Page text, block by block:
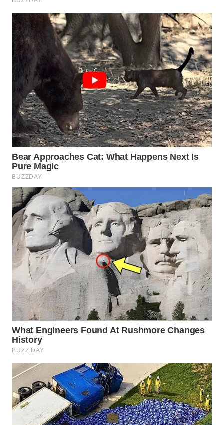
WN
TEBING
TINGGI
WN
PAKPAK
WN
KARAWANG
WN
BEKASI
WN
BOGOR
WN
DEPOK
WN
TAPANULI
UTARA
WN
SAMOSIR
WN
PADANG
LAWAS
WN
SUMEDANG
WN